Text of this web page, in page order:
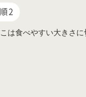
2
は食べやすい大きさに